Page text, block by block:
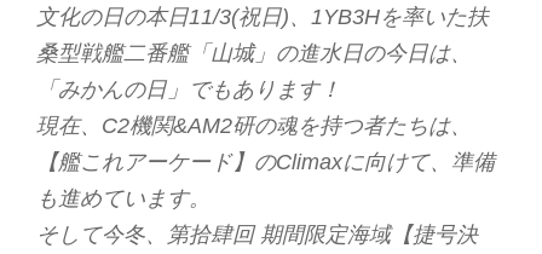
文化の日の本日11/3(祝日)、1YB3Hを率いた扶
桑型戦艦二番艦「山城」の進水日の今日は、
「みかんの日」でもあります！
現在、C2機関&AM2研の魂を持つ者たちは、
【艦これアーケード】のClimaxに向けて、準備
も進めています。
そして今冬、第拾肆回 期間限定海域【捷号決